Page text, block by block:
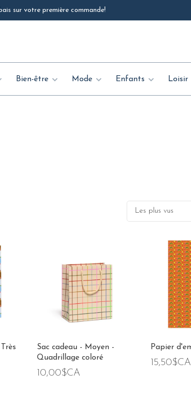
sur votre première commande!
Bien-être Mode Enfants Loisir
Les plus vus
Sac cadeau - Moyen -
Quadrillage coloré
10,00$CA
Papier
15,50$CA